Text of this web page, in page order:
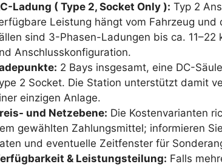
Ladung ( Type 2, Socket Only ): Typ 2
Leistung hängt vom Fahrzeug
sind 3-Phasen-Ladungen bis ca. 11–22
Anschlusskonfiguration.
2 Bays insgesamt, eine DC-
2 Socket. Die Station unterstützt damit
einzigen Anlage.
und Netzebene: Die Kostenvarianten
gewählten Zahlungsmittel; informieren
und eventuelle Zeitfenster für
& Leistungsteilung: Falls